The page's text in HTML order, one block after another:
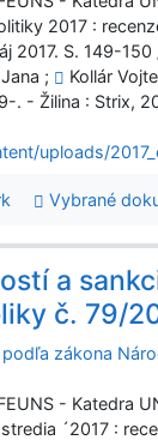
2017 :
2017. S. 149-150
; Kollár
. - Žilina : Strix,
uploads/
Vybrané
a
č. 79/
zákona
- Katedra
´2017 :